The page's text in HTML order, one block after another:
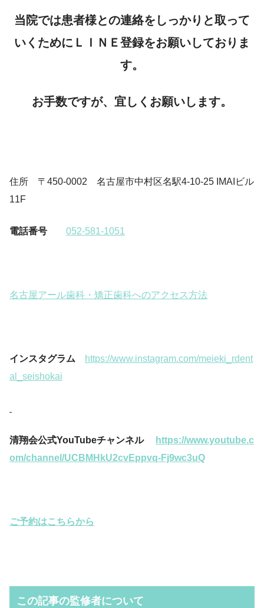
当院では患者様との連絡をしっかりと取って
いくためにＬＩＮＥ登録をお願いしておりま
す。
お手数ですが、宜しくお願いします。
住所 〒450-0002 名古屋市中村区名駅4-10-25 IMAIビル
11F
電話番号 052-581-1051
名古屋アール歯科・矯正歯科へのアクセス方法
インスタグラム
https://www.instagram.com/meieki_rdent
al_seishokai
清翔会公式YouTubeチャンネル
https://www.youtube.c
om/channel/UCBMHkU2cvEppvq-Fj9wc3uQ
ご予約はこちらから
この記事の監修者について